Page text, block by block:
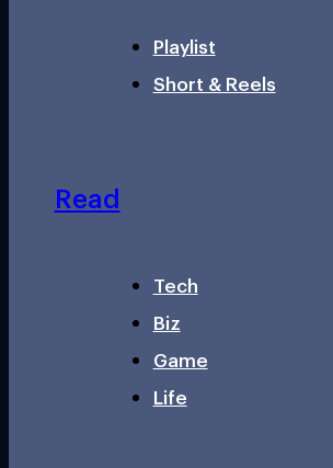
Playlist
Short & Reels
Read
Tech
Biz
Game
Life